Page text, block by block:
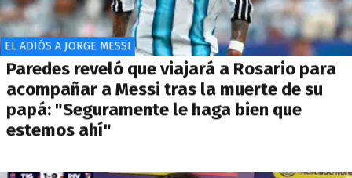
EL ADIÓS A JORGE MESSI
Paredes reveló que viajará a Rosario para
acompañar a Messi tras la muerte de su
papá: "Seguramente le haga bien que
estemos ahí"